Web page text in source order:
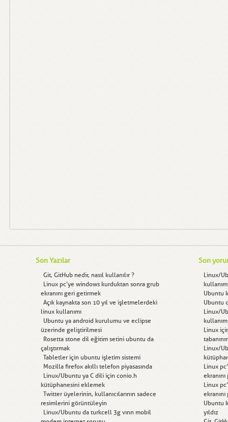
Son Yazılar
Git, GitHub nedir, nasıl kullanılır ?
Linux pc’ye windows kurduktan sonra grub
ekranını geri getirmek
Açık kaynakta son 10 yıl ve işletmelerdeki
linux kullanımı
Ubuntu ya android kurulumu ve eclipse
üzerinde geliştirilmesi
Rosetta stone dil eğitim setini ubuntu da
çalıştırmak
Tabletler için ubuntu işletim sistemi
Mozilla firefox akıllı telefon piyasasında
Linux/Ubuntu ya C dili için conio.h
kütüphanesini eklemek
Twitter üyelerinin, kullanıcılarının sadece
resimlerini görüntüleyin
Linux/Ubuntu da turkcell 3g vınn mobil
Son
Linux/
Ubuntu
Ubuntu
Linux/
Linux
Linux/
Linux
Linux
Ubuntu
yıldız